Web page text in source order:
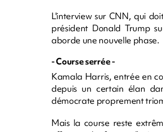
L'interview sur CNN, qui
président Donald Trump
aborde une nouvelle phase.
- Course serrée -
Kamala Harris, entrée en
depuis un certain élan
démocrate proprement
Mais la course reste